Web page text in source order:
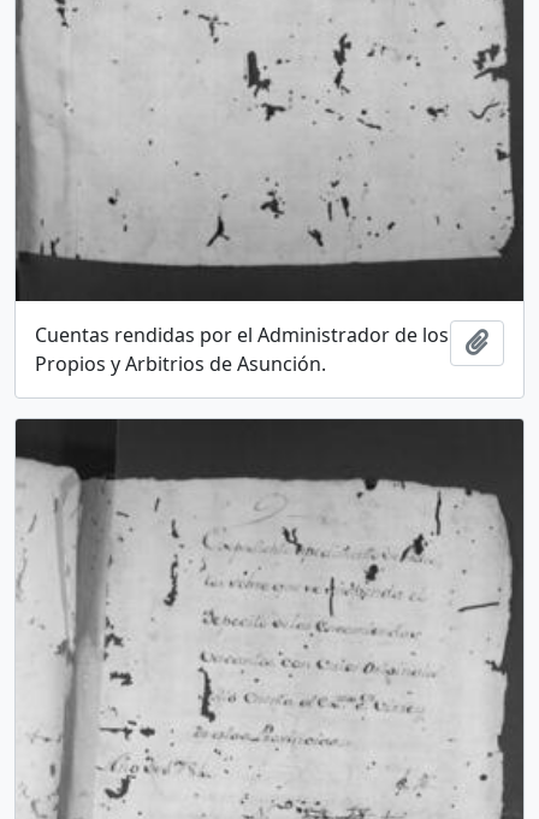
Cuentas rendidas por el Administrador de los
Propios y Arbitrios de Asunción.
Add